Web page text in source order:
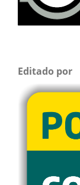
Editado por